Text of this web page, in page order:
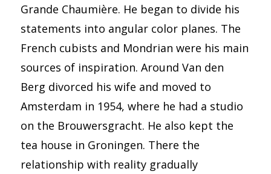
Grande Chaumière. He began to divide his
statements into angular color planes. The
French cubists and Mondrian were his main
sources of inspiration. Around Van den
Berg divorced his wife and moved to
Amsterdam in 1954, where he had a studio
on the Brouwersgracht. He also kept the
tea house in Groningen. There the
relationship with reality gradually